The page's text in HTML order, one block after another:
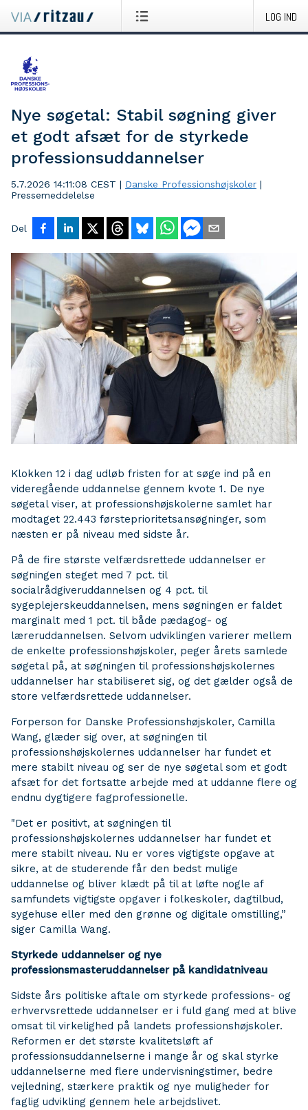
LOG IND
Nye søgetal: Stabil søgning giver
et godt afsæt for de styrkede
professionsuddannelser
5.7.2026 14:11:08 CEST | Danske Professionshøjskoler |
Pressemeddelelse
Del
Klokken 12 i dag udløb fristen for at søge ind på en
videregående uddannelse gennem kvote 1. De nye
søgetal viser, at professionshøjskolerne samlet har
modtaget 22.443 førsteprioritetsansøgninger, som
næsten er på niveau med sidste år.
På de fire største velfærdsrettede uddannelser er
søgningen steget med 7 pct. til
socialrådgiveruddannelsen og 4 pct. til
sygeplejerskeuddannelsen, mens søgningen er faldet
marginalt med 1 pct. til både pædagog- og
læreruddannelsen. Selvom udviklingen varierer mellem
de enkelte professionshøjskoler, peger årets samlede
søgetal på, at søgningen til professionshøjskolernes
uddannelser har stabiliseret sig, og det gælder også de
store velfærdsrettede uddannelser.
Forperson for Danske Professionshøjskoler, Camilla
Wang, glæder sig over, at søgningen til
professionshøjskolernes uddannelser har fundet et
mere stabilt niveau og ser de nye søgetal som et godt
afsæt for det fortsatte arbejde med at uddanne flere og
endnu dygtigere fagprofessionelle.
"Det er positivt, at søgningen til
professionshøjskolernes uddannelser har fundet et
mere stabilt niveau. Nu er vores vigtigste opgave at
sikre, at de studerende får den bedst mulige
uddannelse og bliver klædt på til at løfte nogle af
samfundets vigtigste opgaver i folkeskoler, dagtilbud,
sygehuse eller med den grønne og digitale omstilling,”
siger Camilla Wang.
Styrkede uddannelser og nye
professionsmasteruddannelser på kandidatniveau
Sidste års politiske aftale om styrkede professions- og
erhvervsrettede uddannelser er i fuld gang med at blive
omsat til virkelighed på landets professionshøjskoler.
Reformen er det største kvalitetsløft af
professionsuddannelserne i mange år og skal styrke
uddannelserne med flere undervisningstimer, bedre
vejledning, stærkere praktik og nye muligheder for
faglig udvikling gennem hele arbejdslivet.